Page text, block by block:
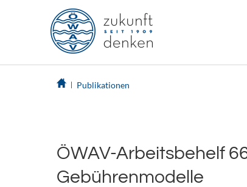
Publikationen
ÖWAV-Arbeitsbehelf
Gebührenmodelle